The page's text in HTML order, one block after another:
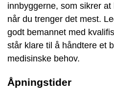
innbyggerne, som sikrer
når du trenger det mest.
godt bemannet med
står klare til å håndtere et
medisinske behov.
Åpningstider